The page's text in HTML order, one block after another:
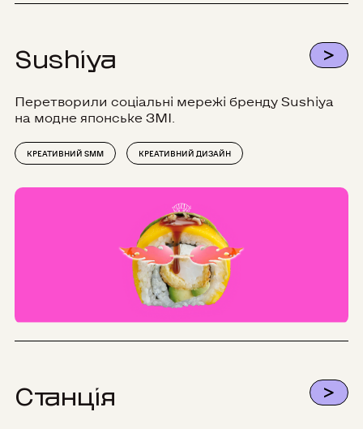
>
Sushiya
Перетворили соціальні мережі бренду Sushiya
на модне японське ЗМІ.
КРЕАТИВНИЙ SMM КРЕАТИВНИЙ ДИЗАЙН
>
Станція